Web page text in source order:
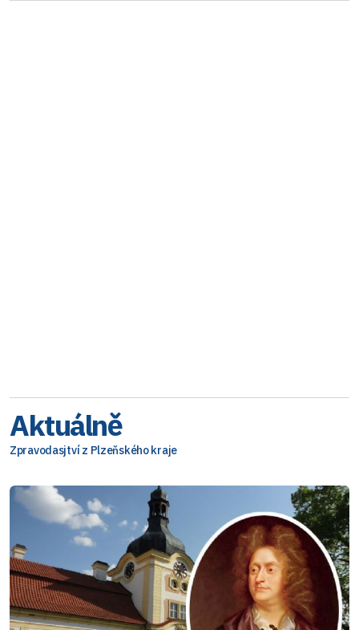
Aktuálně
Zpravodasjtví z Plzeňského kraje